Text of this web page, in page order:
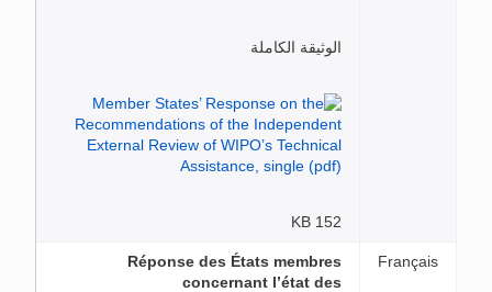
الوثيقة الكاملة
152 KB
Français
Réponse des États membres
concernant l’état des